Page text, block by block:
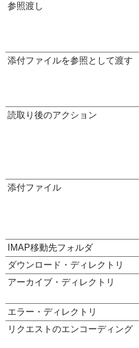
参照渡し
添付ファイルを参照として渡す
読取り後のアクション
添付ファイル
IMAP移動先フォルダ
ダウンロード・ディレクトリ
アーカイブ・ディレクトリ
エラー・ディレクトリ
リクエストのエンコーディング